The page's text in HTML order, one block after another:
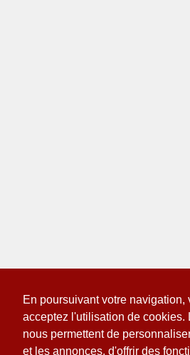
En poursuivant votre navigation,
acceptez l'utilisation de cookies.
nous permettent de
et les annonces, d'offrir des